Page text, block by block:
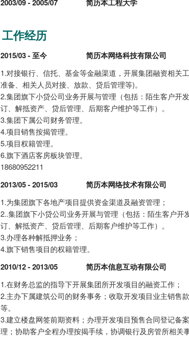
2003/09 - 2005/07
简历本工程大学
工作经历
2015/03 - 至今 简历本网络科技有限公司
1.对接银行、信托、基金等金融渠道，开展集团融资相关
准备、相关人员对接、放款、贷后管理等)。
2.集团旗下小贷公司业务开展与管理（包括：陌生客户开
订、解抵资产、贷后管理、后期客户维护等工作）。
3.集团下属公司财务管理。
4.项目销售按揭管理。
5.项目权籍管理。
6.旗下酒店客房板块管理。
18680952211
2013/05 - 2015/03 简历本网络技术有限公司
1.为集团旗下各地产项目提供资金渠道及融资管理；
2..集团旗下小贷公司业务开展与管理（包括：陌生客户开
订、解抵资产、贷后管理、后期客户维护等工作）。
3.办理各种解抵押业务；
4.旗下销售项目的权籍管理。
2010/12 - 2013/05 简历本信息互动有限公司
1.在财务总监的指导下开展集团所开发项目的融资工作；
2.主办下属建筑公司的财务事务；收取开发项目业主销售
等。
3.建立楼盘网签前期资料；办理开发项目预售合同登记备
理；协助客户全程办理按揭手续，协调银行及房管所相关事